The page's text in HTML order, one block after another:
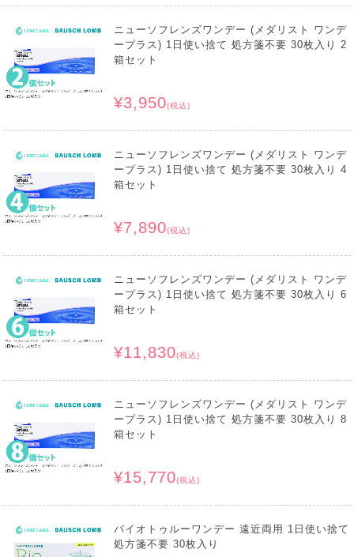
ニューソフレンズワンデー (メダリスト ワンデ
ープラス) 1日使い捨て 処方箋不要 30枚入り 2
箱セット
¥3,950(税込)
ニューソフレンズワンデー (メダリスト ワンデ
ープラス) 1日使い捨て 処方箋不要 30枚入り 4
箱セット
¥7,890(税込)
ニューソフレンズワンデー (メダリスト ワンデ
ープラス) 1日使い捨て 処方箋不要 30枚入り 6
箱セット
¥11,830(税込)
ニューソフレンズワンデー (メダリスト ワンデ
ープラス) 1日使い捨て 処方箋不要 30枚入り 8
箱セット
¥15,770(税込)
バイオトゥルーワンデー 遠近両用 1日使い捨て
処方箋不要 30枚入り